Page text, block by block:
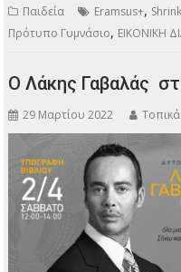
Παιδεία Eramsus+,
Πρότυπο Γυμνάσιο, ΕΙΚΟΝΙΚΗ
Ο Λάκης Γαβαλάς
29 Μαρτίου 2022